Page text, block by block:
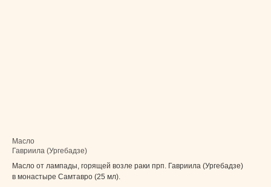
Масло
Гавриила (Ургебадзе)
Масло от лампады, горящей возле раки прп. Гавриила (Ургебадзе)
в монастыре Самтавро (25 мл).